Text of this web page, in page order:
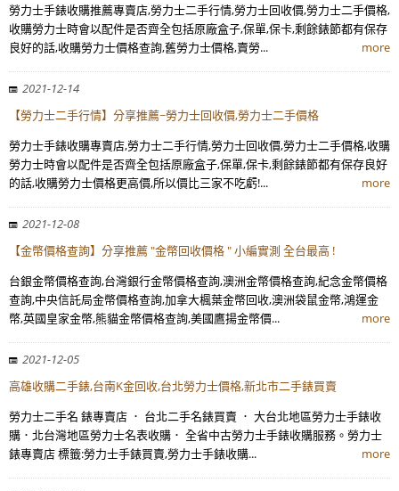
勞力士手錶收購推薦專賣店,勞力士二手行情,勞力士回收價,勞力士二手價格,
收購勞力士時會以配件是否齊全包括原廠盒子,保單,保卡,剩餘錶節都有保存
良好的話,收購勞力士價格查詢,舊勞力士價格,賣勞...
more
2021-12-14
【勞力士二手行情】分享推薦~勞力士回收價,勞力士二手價格
勞力士手錶收購專賣店,勞力士二手行情,勞力士回收價,勞力士二手價格,收購
勞力士時會以配件是否齊全包括原廠盒子,保單,保卡,剩餘錶節都有保存良好
的話,收購勞力士價格更高價,所以價比三家不吃虧!...
more
2021-12-08
【金幣價格查詢】分享推薦 "金幣回收價格 " 小編實測 全台最高 !
台銀金幣價格查詢,台灣銀行金幣價格查詢,澳洲金幣價格查詢,紀念金幣價格
查詢,中央信託局金幣價格查詢,加拿大楓葉金幣回收,澳洲袋鼠金幣,鴻運金
幣,英國皇家金幣,熊貓金幣價格查詢,美國鷹揚金幣價...
more
2021-12-05
高雄收購二手錶,台南K金回收,台北勞力士價格,新北市二手錶買賣
勞力士二手名 錶專賣店 ． 台北二手名錶買賣 ． 大台北地區勞力士手錶收
購．北台灣地區勞力士名表收購． 全省中古勞力士手錶收購服務。勞力士
錶專賣店 標籤:勞力士手錶買賣,勞力士手錶收購...
more